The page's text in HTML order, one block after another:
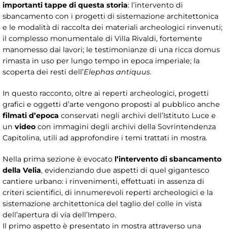
importanti tappe di questa storia: l’intervento di
sbancamento con i progetti di sistemazione architettonica
e le modalità di raccolta dei materiali archeologici rinvenuti;
il complesso monumentale di Villa Rivaldi, fortemente
manomesso dai lavori; le testimonianze di una ricca domus
rimasta in uso per lungo tempo in epoca imperiale; la
scoperta dei resti dell’Elephas antiquus.
In questo racconto, oltre ai reperti archeologici, progetti
grafici e oggetti d’arte vengono proposti al pubblico anche
filmati d’epoca conservati negli archivi dell’Istituto Luce e
un video con immagini degli archivi della Sovrintendenza
Capitolina, utili ad approfondire i temi trattati in mostra.
Nella prima sezione è evocato l’intervento di sbancamento
della Velia, evidenziando due aspetti di quel gigantesco
cantiere urbano: i rinvenimenti, effettuati in assenza di
criteri scientifici, di innumerevoli reperti archeologici e la
sistemazione architettonica del taglio del colle in vista
dell’apertura di via dell’Impero.
Il primo aspetto è presentato in mostra attraverso una